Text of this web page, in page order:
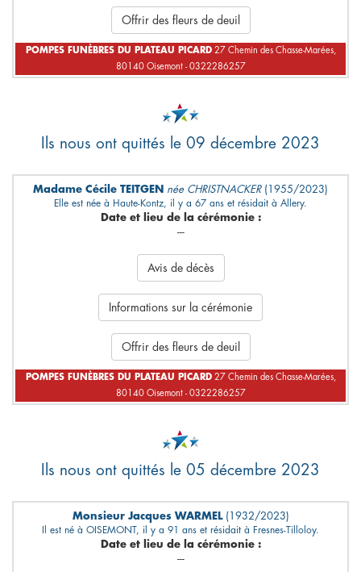
Offrir des fleurs de deuil
POMPES FUNÈBRES DU PLATEAU PICARD27 Chemin des Chasse-Marées,
80140 Oisemont - 0322286257
Ils nous ont quittés le 09 décembre 2023
Madame Cécile TEITGEN née CHRISTNACKER (1955/2023)
Elle est née à Haute-Kontz, il y a 67 ans et résidait à Allery.
Date et lieu de la cérémonie :
---
Avis de décès
Informations sur la cérémonie
Offrir des fleurs de deuil
POMPES FUNÈBRES DU PLATEAU PICARD27 Chemin des Chasse-Marées,
80140 Oisemont - 0322286257
Ils nous ont quittés le 05 décembre 2023
Monsieur Jacques WARMEL (1932/2023)
Il est né à OISEMONT, il y a 91 ans et résidait à Fresnes-Tilloloy.
Date et lieu de la cérémonie :
---